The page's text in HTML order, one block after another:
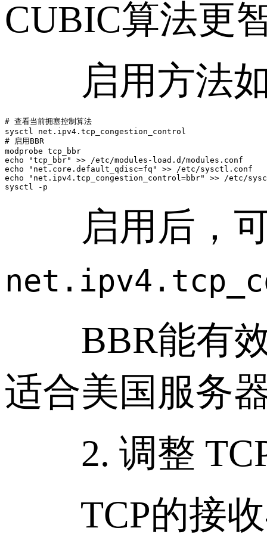
CUBIC算法更
启用方法如
# 查看当前拥塞控制算法
sysctl net.ipv4.tcp_congestion_control
# 启用BBR
modprobe tcp_bbr
echo "tcp_bbr" >> /etc/modules-load.d/modules.conf
echo "net.core.default_qdisc=fq" >> /etc/sysctl.conf
echo "net.ipv4.tcp_congestion_control=bbr" >> /etc/
启用后，
BBR能有效
适合美国服务
2. 调整 TCP
TCP的接收